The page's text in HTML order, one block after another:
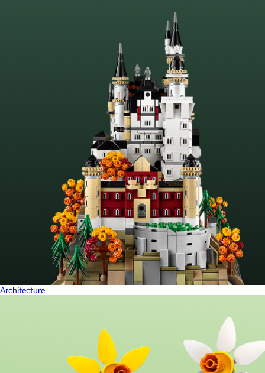
Architecture